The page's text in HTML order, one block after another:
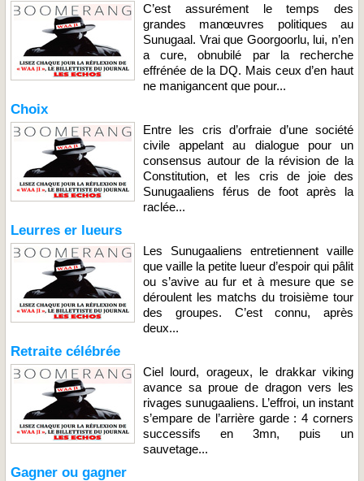
C’est assurément le temps des
grandes manœuvres politiques au
Sunugaal. Vrai que Goorgoorlu, lui, n’en
a cure, obnubilé par la recherche
effrénée de la DQ. Mais ceux d’en haut
ne manigancent que pour...
Choix
Entre les cris d’orfraie d’une société
civile appelant au dialogue pour un
consensus autour de la révision de la
Constitution, et les cris de joie des
Sunugaaliens férus de foot après la
raclée...
Leurres er lueurs
Les Sunugaaliens entretiennent vaille
que vaille la petite lueur d’espoir qui pâlit
ou s’avive au fur et à mesure que se
déroulent les matchs du troisième tour
des groupes. C’est connu, après
deux...
Retraite célébrée
Ciel lourd, orageux, le drakkar viking
avance sa proue de dragon vers les
rivages sunugaaliens. L’effroi, un instant
s’empare de l’arrière garde : 4 corners
successifs en 3mn, puis un
sauvetage...
Gagner ou gagner